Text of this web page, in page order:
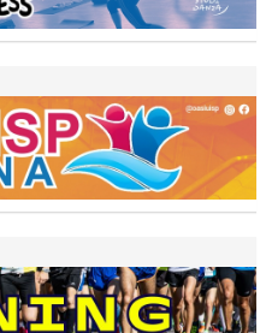
anche in estate